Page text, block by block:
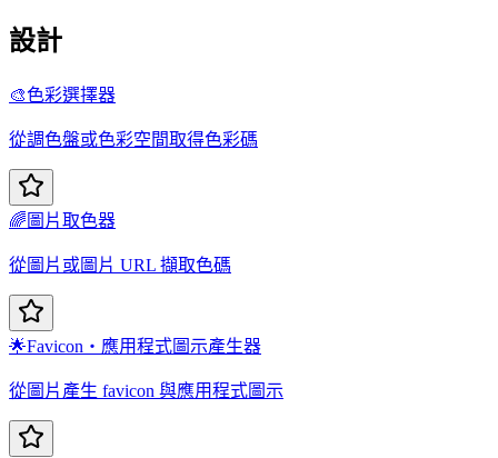
設計
🎨色彩選擇器
從調色盤或色彩空間取得色彩碼
🌈 圖片取色器
從圖片或圖片 URL 擷取色碼
🌟Favicon・應用程式圖示產生器
從圖片產生 favicon 與應用程式圖示